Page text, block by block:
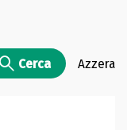
Cerca Azzera